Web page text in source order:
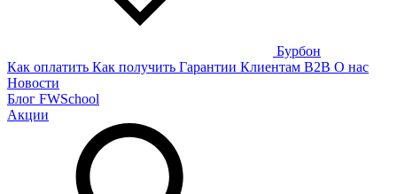
Бурбон
Как оплатить Как получить Гарантии Клиентам B2B О нас
Новости
Блог FWSchool
Акции